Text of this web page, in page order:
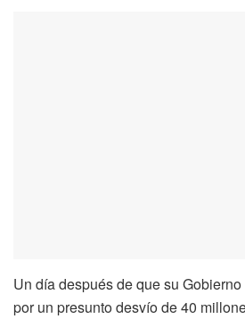
Un día después de que su
por un presunto desvío de 40